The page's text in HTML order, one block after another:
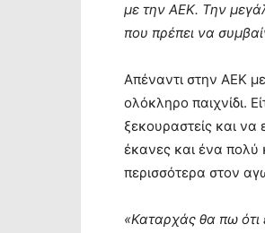
με την ΑΕΚ. Την
που πρέπει να
Aπέναντι στην ΑΕΚ
ολόκληρο παιχνίδι.
ξεκουραστείς και να
έκανες και ένα πολύ
περισσότερα στον
«Καταρχάς θα πω ότι